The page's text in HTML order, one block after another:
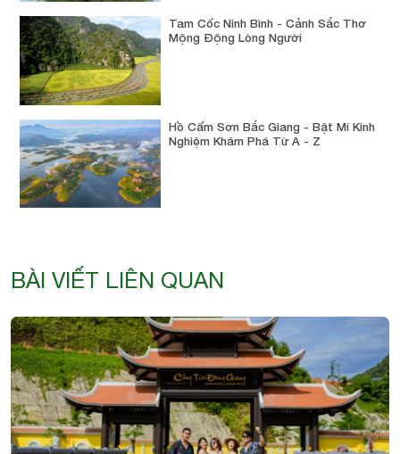
Tam Cốc Ninh Bình - Cảnh Sắc Thơ
Mộng Động Lòng Người
Hồ Cấm Sơn Bắc Giang - Bật Mí Kinh
Nghiệm Khám Phá Từ A - Z
BÀI VIẾT LIÊN QUAN